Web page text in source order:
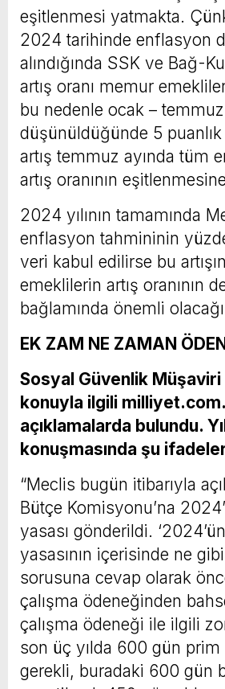
eşitlenmesi yatmakta.
2024 tarihinde enflasyon
alındığında SSK ve Bağ-
artış oranı memur
bu nedenle ocak –
düşünüldüğünde 5
artış temmuz ayında tüm
artış oranının
2024 yılının tamamında
enflasyon tahmininin
veri kabul edilirse bu
emeklilerin artış oranının
bağlamında önemli
EK ZAM NE ZAMAN
Sosyal Güvenlik Müşaviri
konuyla ilgili
açıklamalarda bulundu.
konuşmasında şu
“Meclis bugün itibarıyla
Bütçe Komisyonu’na
yasası gönderildi.
yasasının içerisinde ne
sorusuna cevap olarak
çalışma ödeneğinden
çalışma ödeneği ile ilgili
son üç yılda 600 gün
gerekli, buradaki 600 gün